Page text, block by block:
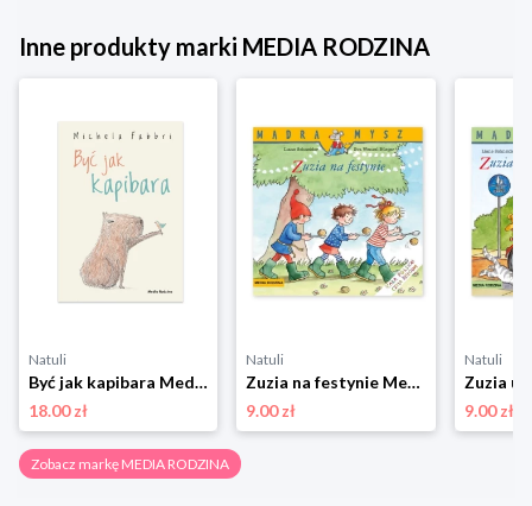
Inne produkty marki MEDIA RODZINA
Natuli
Być jak kapibara Media rodzina
18.00 zł
Natuli
Zuzia na festynie Media rodzina
9.00 zł
Natuli
9.00 zł
Zobacz markę MEDIA RODZINA